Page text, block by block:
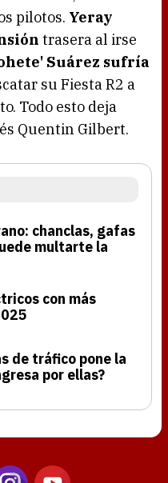
pilotos. Yeray
trasera al irse
Suárez sufría
su Fiesta R2 a
Todo esto deja
Quentin Gilbert.
chanclas, gafas
multarte la
con más
de tráfico pone la
por ellas?